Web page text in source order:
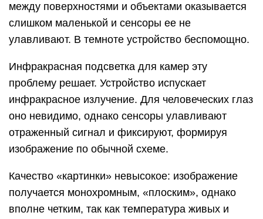
между поверхностями и объектами оказывается
слишком маленькой и сенсоры ее не
улавливают. В темноте устройство беспомощно.
Инфракрасная подсветка для камер эту
проблему решает. Устройство испускает
инфракрасное излучение. Для человеческих глаз
оно невидимо, однако сенсоры улавливают
отраженный сигнал и фиксируют, формируя
изображение по обычной схеме.
Качество «картинки» невысокое: изображение
получается монохромным, «плоским», однако
вполне четким, так как температура живых и